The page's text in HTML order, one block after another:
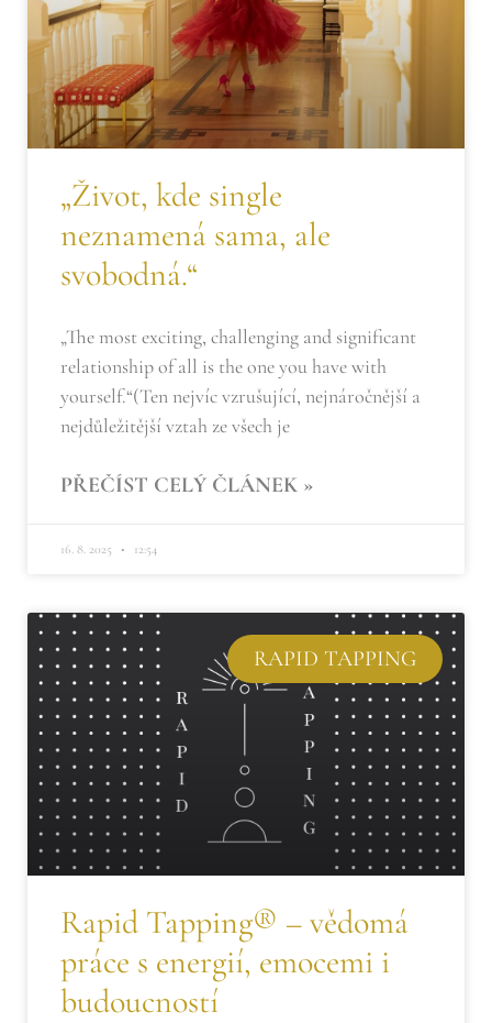
„Život, kde single
neznamená sama, ale
svobodná.“
„The most exciting, challenging and significant
relationship of all is the one you have with
yourself.“(Ten nejvíc vzrušující, nejnáročnější a
nejdůležitější vztah ze všech je
PŘEČÍST CELÝ ČLÁNEK »
16. 8. 2025 12:54
RAPID TAPPING
Rapid Tapping® – vědomá
práce s energií, emocemi i
budoucností